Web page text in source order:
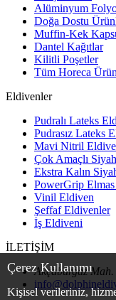
Çerez Kullanımı
Kişisel verileriniz,
Alüminyum
Doğa Dostu
Muffin-Kek
Dantel Kağıtlar
Kilitli Poşetler
Tüm Horeca
Eldivenler
Pudralı Lateks
Pudrasız Lateks
Mavi Nitril
Çok Amaçlı
Ekstra Kalın
PowerGrip
Vinil Eldiven
Şeffaf Eldivenler
İş Eldiveni
İLETİŞİM
Akçaburgaz